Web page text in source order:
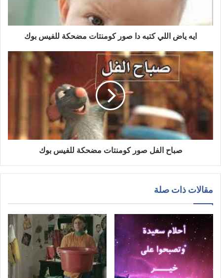
ايه ياض اللي كتبه دا صور كومنتات مضحكة للفيس بوك
صباح الفل صور كومنتات مضحكة للفيس بوك
مقالات ذات صلة